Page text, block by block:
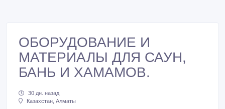
ОБОРУДОВАНИЕ И
МАТЕРИАЛЫ ДЛЯ САУН,
БАНЬ И ХАМАМОВ.
30 дн. назад
Казахстан, Алматы